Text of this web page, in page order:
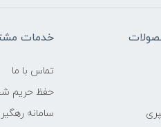
خدمات
تماس با ما
حفظ حریم
سامانه